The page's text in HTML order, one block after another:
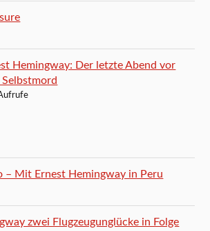
Hemingway: Der letzte Abend vor
Selbstmord
– Mit Ernest Hemingway in Peru
zwei Flugzeugunglücke in Folge